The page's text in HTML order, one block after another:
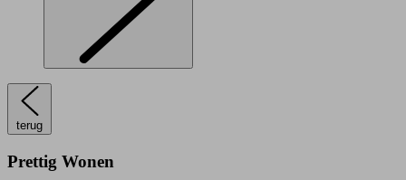
terug
Prettig Wonen